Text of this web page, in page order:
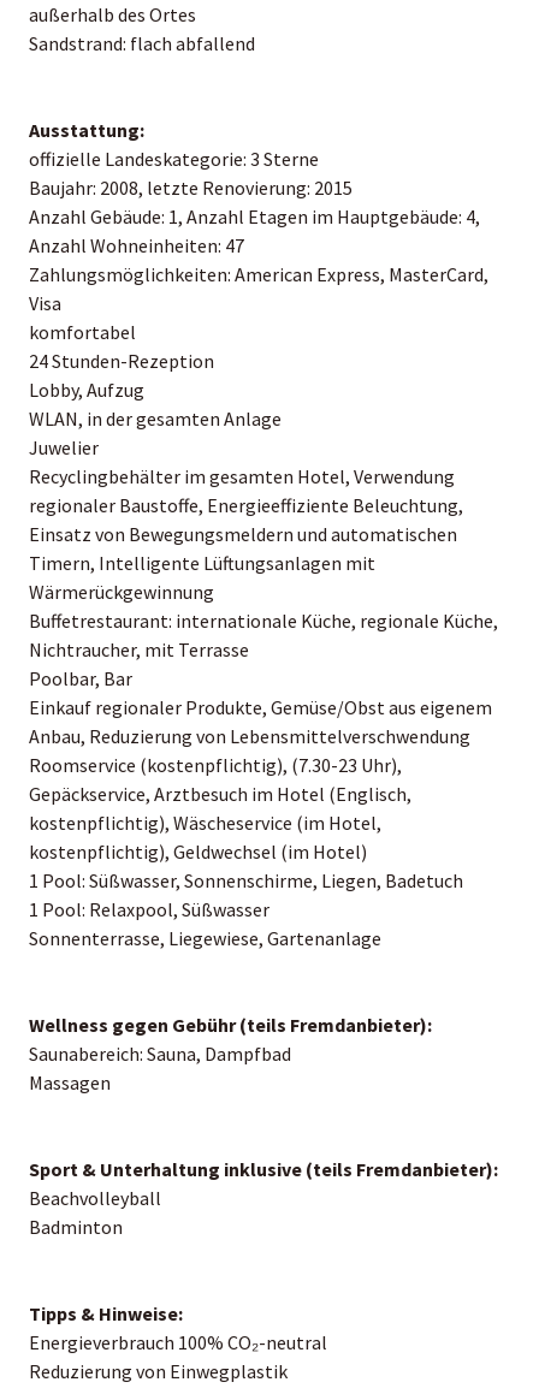
außerhalb des Ortes
Sandstrand: flach abfallend
Ausstattung:
offizielle Landeskategorie: 3 Sterne
Baujahr: 2008, letzte Renovierung: 2015
Anzahl Gebäude: 1, Anzahl Etagen im Hauptgebäude: 4,
Anzahl Wohneinheiten: 47
Zahlungsmöglichkeiten: American Express, MasterCard,
Visa
komfortabel
24 Stunden-Rezeption
Lobby, Aufzug
WLAN, in der gesamten Anlage
Juwelier
Recyclingbehälter im gesamten Hotel, Verwendung
regionaler Baustoffe, Energieeffiziente Beleuchtung,
Einsatz von Bewegungsmeldern und automatischen
Timern, Intelligente Lüftungsanlagen mit
Wärmerückgewinnung
Buffetrestaurant: internationale Küche, regionale Küche,
Nichtraucher, mit Terrasse
Poolbar, Bar
Einkauf regionaler Produkte, Gemüse/Obst aus eigenem
Anbau, Reduzierung von Lebensmittelverschwendung
Roomservice (kostenpflichtig), (7.30-23 Uhr),
Gepäckservice, Arztbesuch im Hotel (Englisch,
kostenpflichtig), Wäscheservice (im Hotel,
kostenpflichtig), Geldwechsel (im Hotel)
1 Pool: Süßwasser, Sonnenschirme, Liegen, Badetuch
1 Pool: Relaxpool, Süßwasser
Sonnenterrasse, Liegewiese, Gartenanlage
Wellness gegen Gebühr (teils Fremdanbieter):
Saunabereich: Sauna, Dampfbad
Massagen
Sport & Unterhaltung inklusive (teils Fremdanbieter):
Beachvolleyball
Badminton
Tipps & Hinweise:
Energieverbrauch 100% CO₂-neutral
Reduzierung von Einwegplastik